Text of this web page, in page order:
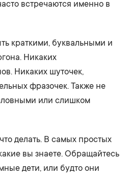
встречаются именно в
краткими, буквальными и
Никаких
Никаких шуточек,
фразочек. Также не
или слишком
делать. В самых простых
вы знаете. Обращайтесь
дети, или будто они